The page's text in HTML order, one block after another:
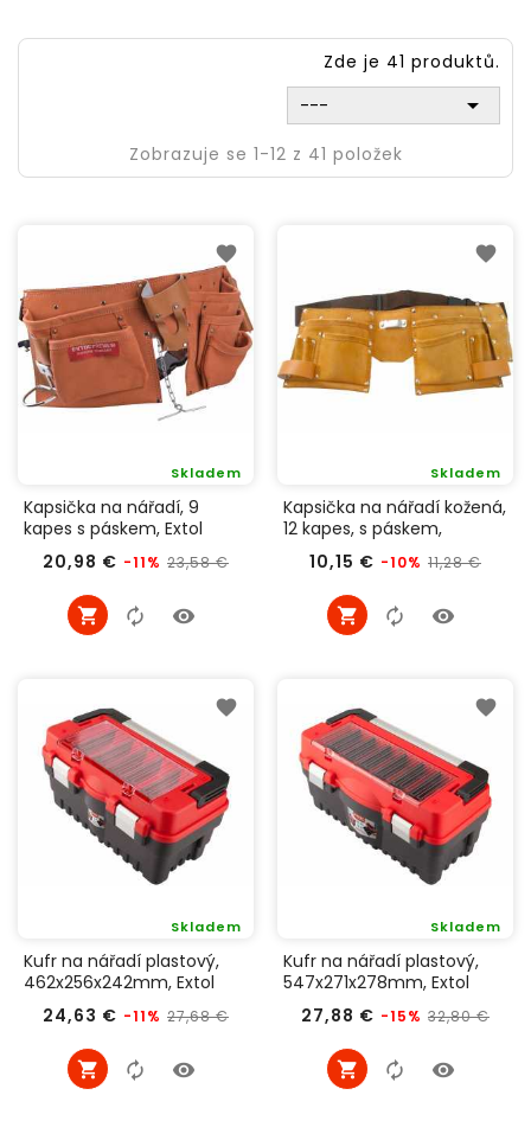
Zde je 41 produktů.
---

Zobrazuje se 1-12 z 41 položek
Kapsička na nářadí, 9
kapes s páskem, Extol
Premium 420
20,98 € Běžná
-11% 23,58 €
Skladem
Cena
Kapsička na nářadí kožená,
12 kapes, s páskem,
dvoudílná, Extol Craft 417
10,15 € Běžná
-10% 11,28 €
Skladem
Cena
Kufr na nářadí plastový,
462x256x242mm, Extol
Premium 8856080
24,63 € Běžná
-11% 27,68 €
Skladem
Cena
Kufr na nářadí plastový,
547x271x278mm, Extol
Premium 8856081
27,88 € Běžná
-15% 32,80 €
Skladem